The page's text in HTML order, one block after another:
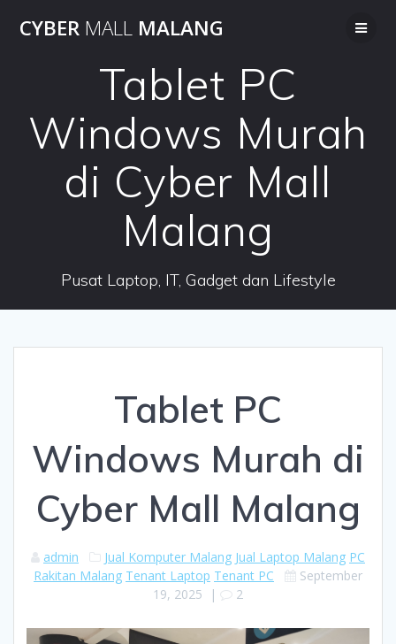
to
CYBER MALL MALANG
Tablet PC
Windows Murah
di Cyber Mall
Malang
Pusat Laptop, IT, Gadget dan Lifestyle
Tablet PC
Windows Murah di
Cyber Mall Malang
admin Jual Komputer Malang Jual Laptop Malang PC
Rakitan Malang Tenant Laptop Tenant PC
September
19, 2025 | 2